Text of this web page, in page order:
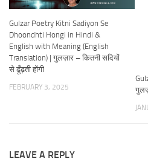
Gulzar Poetry Kitni Sadiyon Se
Dhoondhti Hongi in Hindi &
English with Meaning (English
Translation) | गुलज़ार – कितनी सदियों
से ढूँढ़ती होंगी
FEBRUARY 3, 2025
LEAVE A REPLY